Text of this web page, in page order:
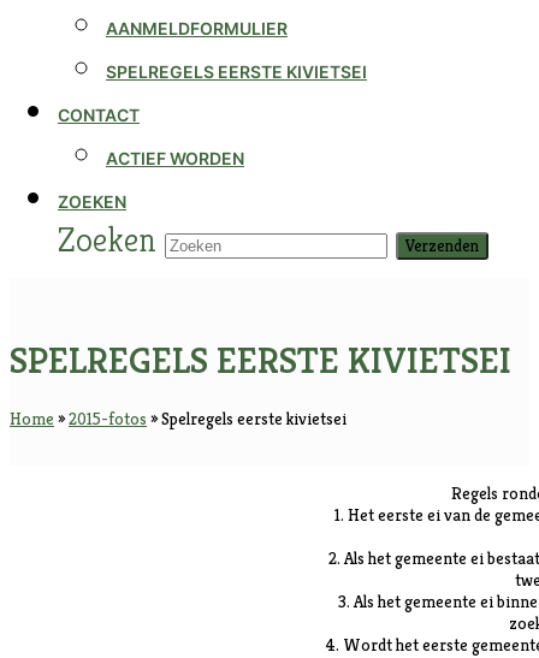
AANMELDFORMULIER
SPELREGELS EERSTE KIVIETSEI
CONTACT
ACTIEF WORDEN
ZOEKEN
Zoeken Verzenden
SPELREGELS EERSTE KIVIETSEI
Home »2015-fotos »Spelregels eerste kivietsei
Regels
1. Het eerste ei van de
2. Als het gemeente ei
3. Als het gemeente ei
4. Wordt het eerste